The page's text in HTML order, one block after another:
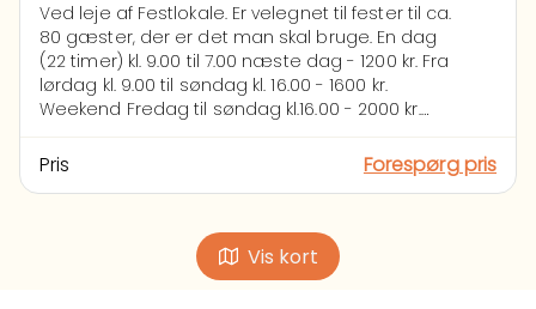
Ved leje af Festlokale. Er velegnet til fester til ca.
80 gæster, der er det man skal bruge. En dag
(22 timer) kl. 9.00 til 7.00 næste dag - 1200 kr. Fra
lørdag kl. 9.00 til søndag kl. 16.00 - 1600 kr.
Weekend Fredag til søndag kl.16.00 - 2000 kr.
lejemålet betales senest 3 dage efter
bestillingen. Rest beløb betales ved afhentning
og inventar. Køkken skal efterlades i rengjort
stand, samt ovn. Opvaskemaskine skal være
tømt og rengjort. Ituslået glas til genbrug, elle
Pris Forespørg pris
Vis kort